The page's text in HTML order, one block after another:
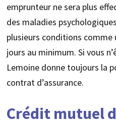
emprunteur ne sera plus
des maladies
plusieurs conditions
jours au minimum. Si vous
Lemoine donne toujours la
contrat d’assurance.
Crédit mutuel